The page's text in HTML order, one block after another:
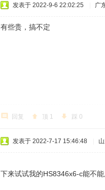
发表于 2022-9-6 22:02:25 广
有些贵，搞不定
回复 顶 1 踩 0
发表于 2022-7-17 15:46:48
下来试试我的HS8346x6-c能不